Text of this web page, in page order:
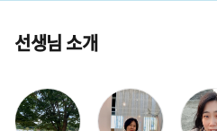
선생님 소개